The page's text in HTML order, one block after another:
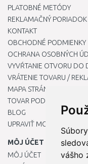
vášho
PLATOBNÉ METÓDY
REKLAMAČNÝ PORIADOK
KONTAKT
OBCHODNÉ PODMIENKY
OCHRANA OSOBNÝCH
VYVŔTANIE OTVORU DO
VRÁTENIE TOVARU /
MAPA STRÁNOK
TOVAR PODĽA ZNAČIEK
BLOG
UPRAVIŤ MOJE
MÔJ ÚČET
MÔJ ÚČET